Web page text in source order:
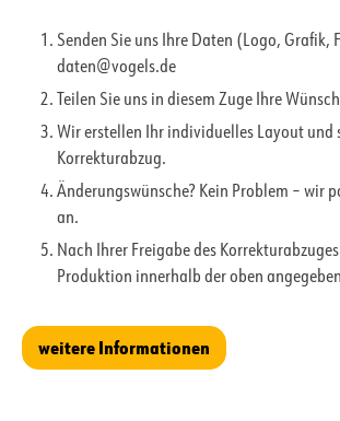
Senden Sie uns Ihre Daten (Logo, Grafik,
daten@vogels.de
Teilen Sie uns in diesem Zuge Ihre
Wir erstellen Ihr individuelles Layout und
Korrekturabzug.
Änderungswünsche? Kein Problem – wir
an.
Nach Ihrer Freigabe des
Produktion innerhalb der oben
weitere Informationen